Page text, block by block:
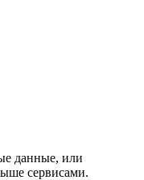
данные, или
сервисами.